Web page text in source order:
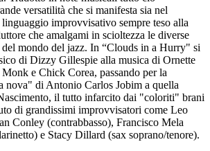
versatilità che si manifesta sia nel
improvvisativo sempre teso alla
che amalgami in scioltezza le diverse
mondo del jazz. In “Clouds in a Hurry" si
di Dizzy Gillespie alla musica di Ornette
e Chick Corea, passando per la
nova" di Antonio Carlos Jobim a quella
il tutto infarcito dai "coloriti" brani
di grandissimi improvvisatori come Leo
Conley (contrabbasso), Francisco Mela
e Stacy Dillard (sax soprano/tenore).